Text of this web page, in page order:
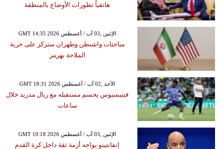
هاتفياً تطورات الأوضاع بالمنطقة
GMT 14:35 2026 الإثنين ,03 آب / أغسطس
مباحثات واشنطن وطهران ستركز على حرية
الملاحة بهرمز
GMT 18:31 2026 الأحد ,02 آب / أغسطس
فينيسيوس يحسم مستقبله مع ريال مدريد خلال
ساعات
GMT 10:18 2026 الإثنين ,03 آب / أغسطس
إنفانتينو يواجه أزمة ثقة داخل كرة القدم